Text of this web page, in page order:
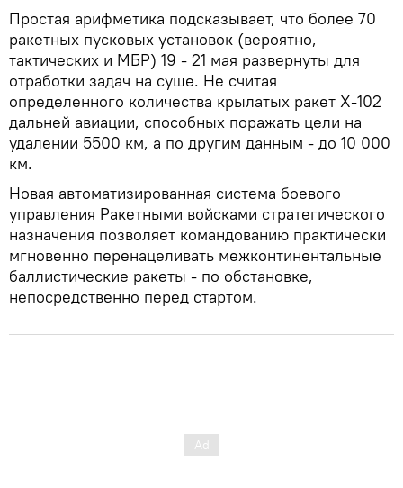
Простая арифметика подсказывает, что более 70
ракетных пусковых установок (вероятно,
тактических и МБР) 19 - 21 мая развернуты для
отработки задач на суше. Не считая
определенного количества крылатых ракет Х-102
дальней авиации, способных поражать цели на
удалении 5500 км, а по другим данным - до 10 000
км.
Новая автоматизированная система боевого
управления Ракетными войсками стратегического
назначения позволяет командованию практически
мгновенно перенацеливать межконтинентальные
баллистические ракеты - по обстановке,
непосредственно перед стартом.